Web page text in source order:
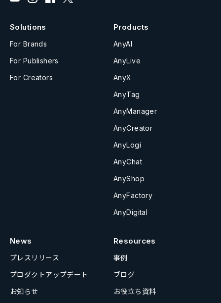
Solutions
For Brands
For Publishers
For Creators
Products
AnyAI
AnyLive
AnyX
AnyTag
AnyManager
AnyCreator
AnyLogi
AnyChat
AnyShop
AnyFactory
AnyDigital
News
プレスリリース
プロダクトアップデート
お知らせ
Resources
事例
ブログ
お役立ち資料